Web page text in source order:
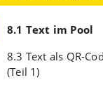
8.1 Text im Pool
8.3 Text als QR-
(Teil 1)